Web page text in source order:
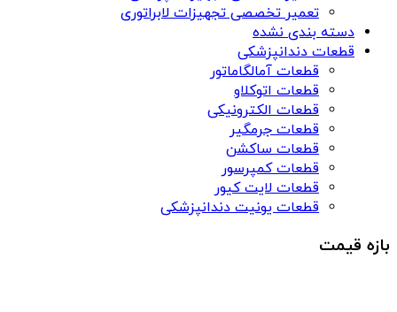
تعمیر تخصصی تجهیزات لابراتوری
دسته بندی نشده
قطعات دندانپزشکی
قطعات آمالگاماتور
قطعات اتوکلاو
قطعات الکترونیکی
قطعات جرمگیر
قطعات ساکشن
قطعات کمپرسور
قطعات لایت کیور
قطعات یونیت دندانپزشکی
بازه قیمت